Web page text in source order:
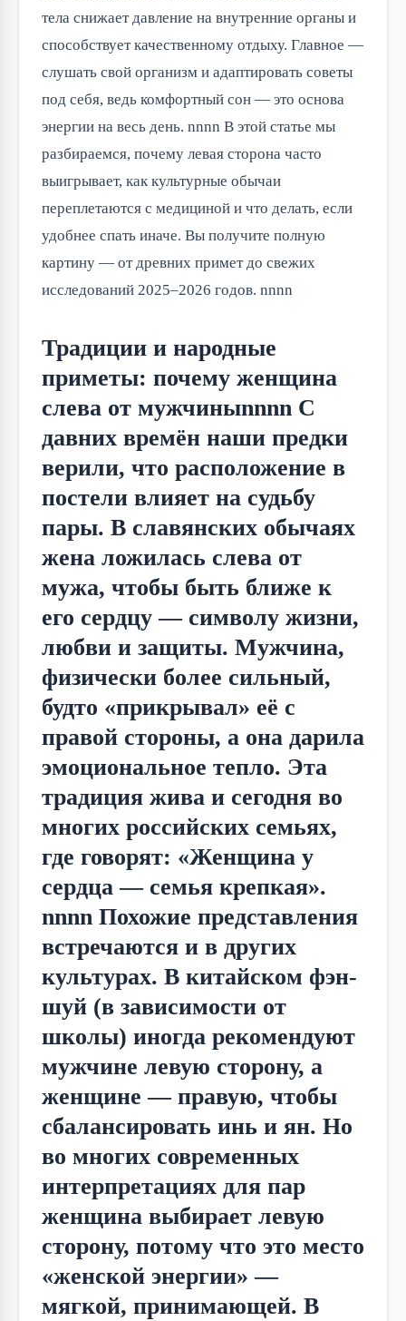
тела снижает давление на внутренние органы и
способствует качественному отдыху. Главное —
слушать свой организм и адаптировать советы
под себя, ведь комфортный сон — это основа
энергии на весь день. nnnn В этой статье мы
разбираемся, почему левая сторона часто
выигрывает, как культурные обычаи
переплетаются с медициной и что делать, если
удобнее спать иначе. Вы получите полную
картину — от древних примет до свежих
исследований 2025–2026 годов. nnnn
Традиции и народные
приметы: почему женщина
слева от мужчиныnnnn С
давних времён наши предки
верили, что расположение в
постели влияет на судьбу
пары. В славянских обычаях
жена ложилась слева от
мужа, чтобы быть ближе к
его сердцу — символу жизни,
любви и защиты. Мужчина,
физически более сильный,
будто «прикрывал» её с
правой стороны, а она дарила
эмоциональное тепло. Эта
традиция жива и сегодня во
многих российских семьях,
где говорят: «Женщина у
сердца — семья крепкая».
nnnn Похожие представления
встречаются и в других
культурах. В китайском фэн-
шуй (в зависимости от
школы) иногда рекомендуют
мужчине левую сторону, а
женщине — правую, чтобы
сбалансировать инь и ян. Но
во многих современных
интерпретациях для пар
женщина выбирает левую
сторону, потому что это место
«женской энергии» —
мягкой, принимающей. В